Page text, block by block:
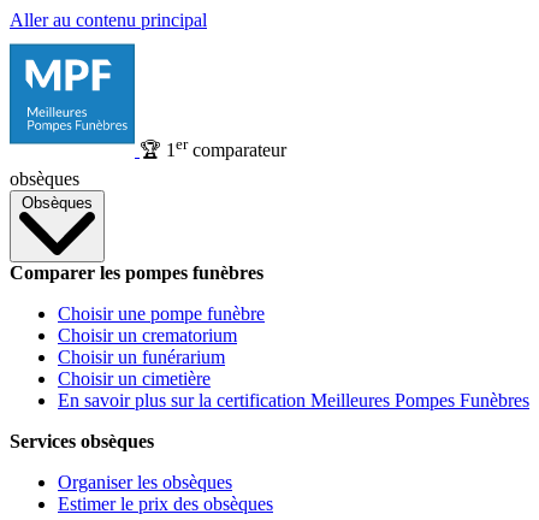
Aller au contenu principal
🏆 1 ercomparateur
obsèques
Obsèques
Comparer les pompes funèbres
Choisir une pompe funèbre
Choisir un crematorium
Choisir un funérarium
Choisir un cimetière
En savoir plus sur la certification Meilleures Pompes Funèbres
Services obsèques
Organiser les obsèques
Estimer le prix des obsèques